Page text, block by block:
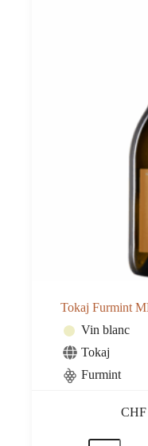
Tokaj Furmint
Vin blanc
Tokaj
Furmint
CHF